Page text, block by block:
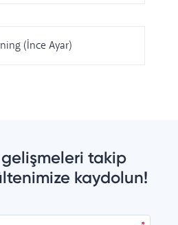
(İnce Ayar)
takip
kaydolun!